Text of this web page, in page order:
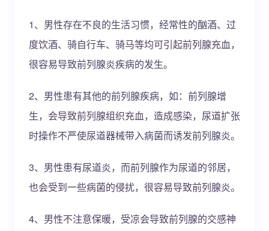
1、男性存在不良的生活习惯，经常性的酗酒、过
度饮酒、骑自行车、骑马等均可引起前列腺充血，
很容易导致前列腺炎疾病的发生。
2、男性患有其他的前列腺疾病，如：前列腺增
生，会导致前列腺组织充血，造成感染，尿道扩张
时操作不严使尿道器械带入病菌而诱发前列腺炎。
3、男性患有尿道炎，而前列腺作为尿道的邻居，
也会受到一些病菌的侵扰，很容易导致前列腺炎。
4、男性不注意保暖，受凉会导致前列腺的交感神